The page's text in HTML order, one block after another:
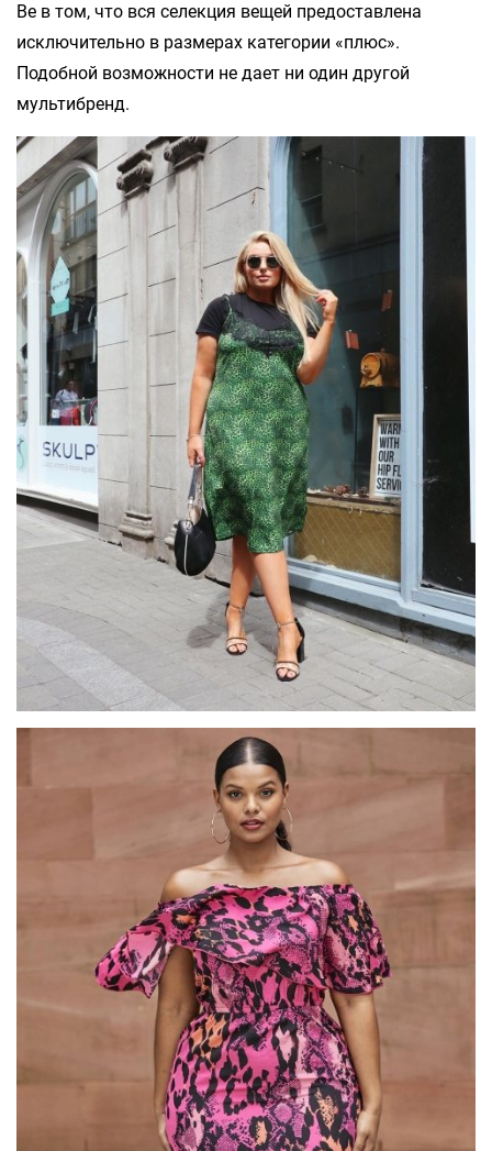
Be в том, что вся селекция вещей предоставлена
исключительно в размерах категории «плюс».
Подобной возможности не дает ни один другой
мультибренд.